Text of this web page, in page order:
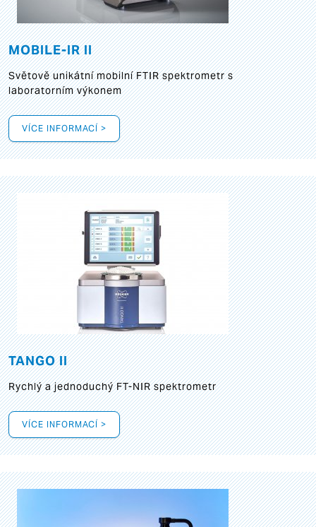
MOBILE-IR II
Světově unikátní mobilní FTIR spektrometr s
laboratorním výkonem
VÍCE INFORMACÍ >
TANGO II
Rychlý a jednoduchý FT-NIR spektrometr
VÍCE INFORMACÍ >